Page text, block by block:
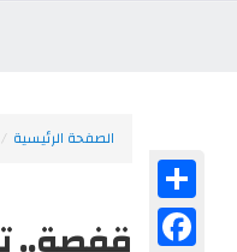
الصفحة الرئيسية
Facebook